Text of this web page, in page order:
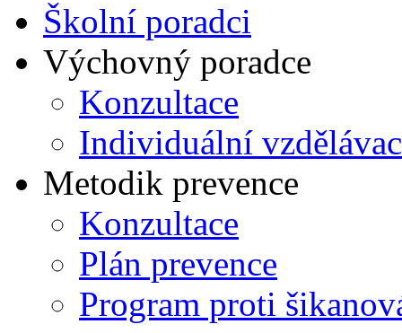
Školní poradci
Výchovný poradce
Konzultace
Individuální
Metodik prevence
Konzultace
Plán prevence
Program proti